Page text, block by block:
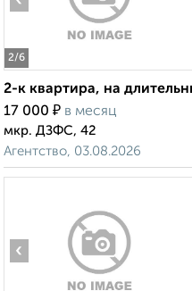
2/6
2-к квартира, на
17 000 ₽ в месяц
мкр. ДЗФС, 42
Агентство, 03.08.2026
‹